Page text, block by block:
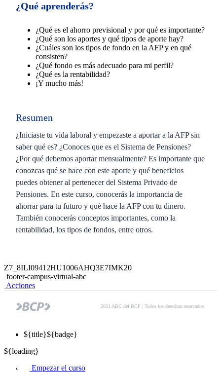
¿Qué aprenderás?
¿Qué es el ahorro previsional y por qué es importante?
¿Qué son los aportes y qué tipos de aporte hay?
¿Cuáles son los tipos de fondo en la AFP y en qué
consisten?
¿Qué fondo es más adecuado para mi perfil?
¿Qué es la rentabilidad?
¡Y mucho más!
Resumen
¿Iniciaste tu vida laboral y empezaste a aportar a la AFP sin
saber qué es? ¿Conoces que es el Sistema de Pensiones?
¿Por qué debemos aportar mensualmente? Es importante que
conozcas qué se hace con este aporte y qué beneficios
puedes obtener al pertenecer del Sistema Privado de
Pensiones. En este curso, conocerás la importancia de
ahorrar para tu futuro y qué hace la AFP con tu dinero.
También conocerás conceptos importantes, como la
rentabilidad, los tipos de fondos, entre otros.
Empezar el curso
Z7_8ILI09412HU1006AHQ3E7IMK20
footer-campus-virtual-abc
Acciones
2021 ABC del BCP | Todos los derechos reservados.
${title}${badge}
${loading}